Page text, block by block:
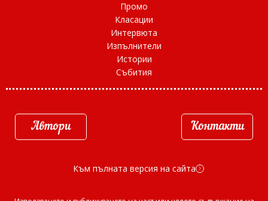
Промо
Класации
Интервюта
Изпълнители
Истории
Събития
Автори Контакти
Към пълната версия на сайта d